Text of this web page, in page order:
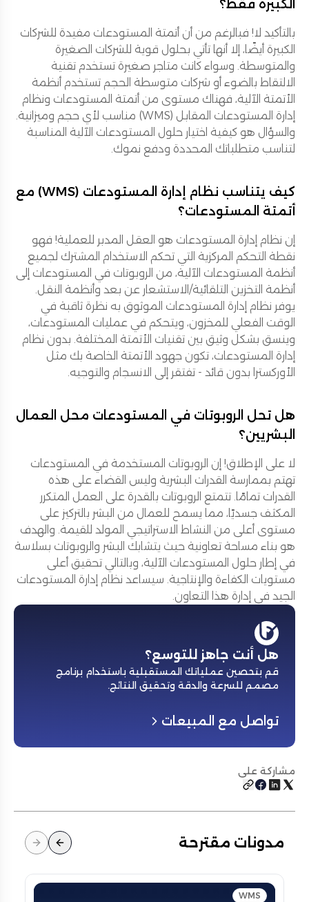
الكبيرة فقط؟
بالتأكيد لا! فبالرغم من أن أتمتة المستودعات مفيدة للشركات
الكبيرة أيضًا، إلا أنها تأتي بحلول قوية للشركات الصغيرة
والمتوسطة. وسواء كانت متاجر صغيرة تستخدم تقنية
الالتقاط بالضوء أو شركات متوسطة الحجم تستخدم أنظمة
الأتمتة الآلية، فهناك مستوى من أتمتة المستودعات ونظام
إدارة المستودعات المقابل (WMS) مناسب لأي حجم وميزانية.
والسؤال هو كيفية اختيار حلول المستودعات الآلية المناسبة
لتناسب متطلباتك المحددة ودفع نموك.
كيف يتناسب نظام إدارة المستودعات (WMS) مع
أتمتة المستودعات؟
إن نظام إدارة المستودعات هو العقل المدبر للعملية! فهو
نقطة التحكم المركزية التي تحكم الاستخدام المشترك لجميع
أنظمة المستودعات الآلية، من الروبوتات في المستودعات إلى
أنظمة التخزين التلقائية/الاستشعار عن بعد وأنظمة النقل.
يوفر نظام إدارة المستودعات الموثوق به نظرة ثاقبة في
الوقت الفعلي للمخزون، ويتحكم في عمليات المستودعات،
وينسق بشكل وثيق بين تقنيات الأتمتة المختلفة. بدون نظام
إدارة المستودعات، تكون جهود الأتمتة الخاصة بك مثل
الأوركسترا بدون قائد - تفتقر إلى الانسجام والتوجيه.
هل تحل الروبوتات في المستودعات محل العمال
البشريين؟
لا على الإطلاق! إن الروبوتات المستخدمة في المستودعات
تهتم بممارسة القدرات البشرية وليس القضاء على هذه
القدرات تمامًا. تتمتع الروبوتات بالقدرة على العمل المتكرر
المكثف جسديًا، مما يسمح للعمال من البشر بالتركيز على
مستوى أعلى من النشاط الاستراتيجي المولد للقيمة. والهدف
هو بناء مساحة تعاونية حيث يتشابك البشر والروبوتات بسلاسة
في إطار حلول المستودعات الآلية، وبالتالي تحقيق أعلى
مستويات الكفاءة والإنتاجية. سيساعد نظام إدارة المستودعات
الجيد في إدارة هذا التعاون.
هل أنت جاهز للتوسع؟
قم بتحصين عملياتك المستقبلية باستخدام برنامج
مصمم للسرعة والدقة وتحقيق النتائج.
تواصل مع المبيعات
مشاركة على
مدونات مقترحة
WMS